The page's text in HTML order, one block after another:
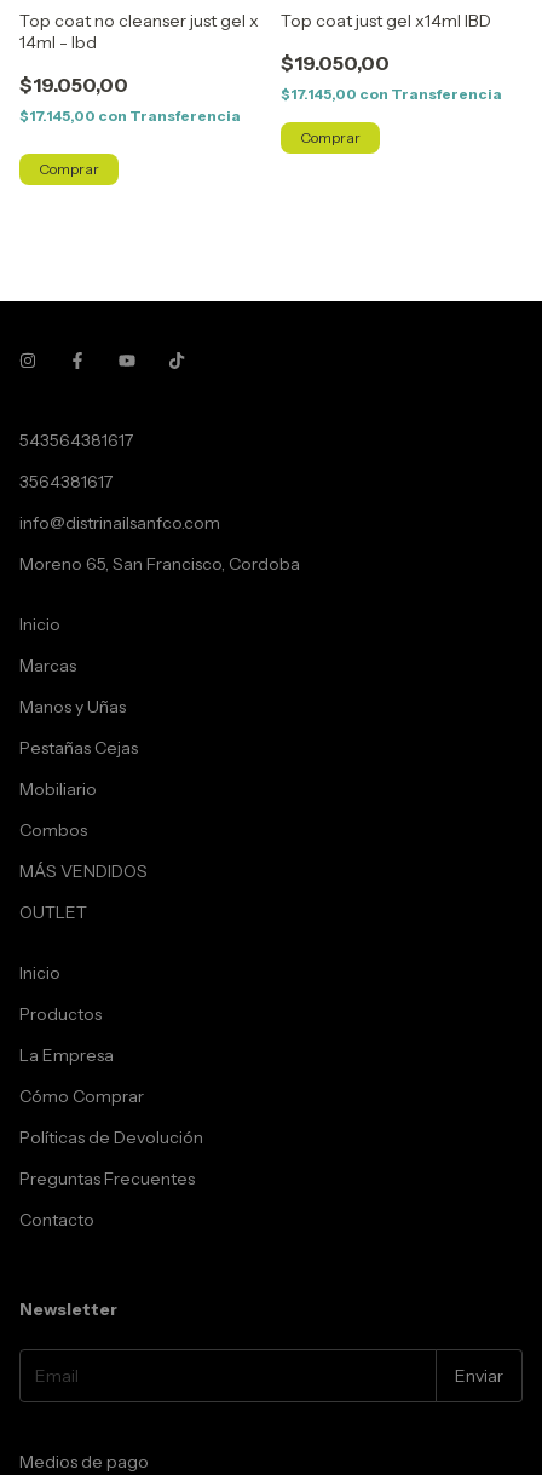
Top coat no cleanser just gel x
14ml - Ibd
$19.050,00
$17.145,00 con Transferencia
Top coat just gel x14ml IBD
$19.050,00
$17.145,00 con Transferencia
543564381617
3564381617
info@distrinailsanfco.com
Moreno 65, San Francisco, Cordoba
Inicio
Marcas
Manos y Uñas
Pestañas Cejas
Mobiliario
Combos
MÁS VENDIDOS
OUTLET
Inicio
Productos
La Empresa
Cómo Comprar
Políticas de Devolución
Preguntas Frecuentes
Contacto
Newsletter
Medios de pago